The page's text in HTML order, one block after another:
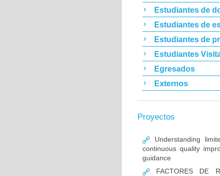
Estudiantes de
Estudiantes de
Estudiantes de
Estudiantes
Egresados
Externos
Proyectos
Understanding
continuous quality
guidance
FACTORES DE